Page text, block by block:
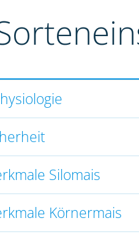
Silomais
Körnermais